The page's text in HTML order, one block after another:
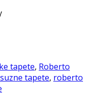
tapete, Roberto
tapete, roberto